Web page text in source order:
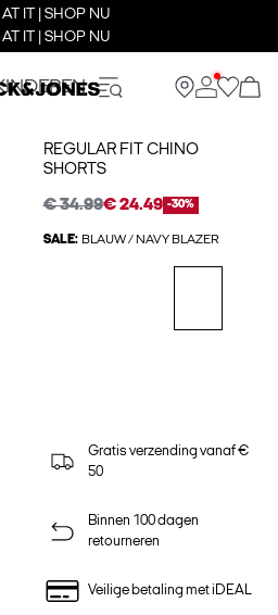
IT | SHOP NU
IT | SHOP NU
REGULAR FIT CHINO
SHORTS
€ 34.99€ 24.49 -30%
SALE: BLAUW / NAVY BLAZER
Gratis verzending vanaf €
50
Binnen 100 dagen
retourneren
Veilige betaling met iDEAL